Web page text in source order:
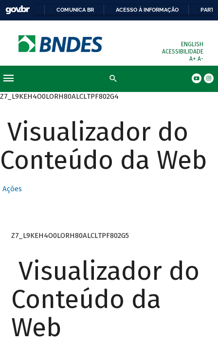
COMUNICA BR ACESSO À INFORMAÇÃO
ENGLISH
ACESSIBILIDADE
A+ A-
Z7_L9KEH4O0LORH80ALCLTPF802G4
Visualizador do
Conteúdo da Web
Ações
Z7_L9KEH4O0LORH80ALCLTPF802G5
Visualizador do
Conteúdo da
Web